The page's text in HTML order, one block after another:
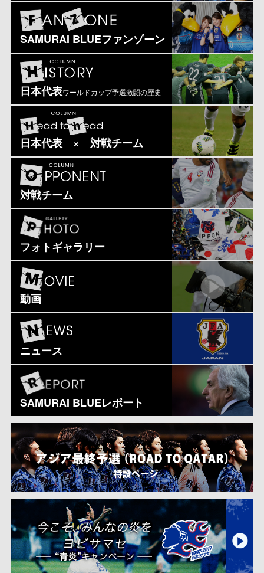
SAMURAI BLUEファンゾーン
日本代表ワールドカップ予選激闘の歴史
日本代表 × 対戦チーム
対戦チーム
フォトギャラリー
動画
ニュース
SAMURAI BLUEレポート